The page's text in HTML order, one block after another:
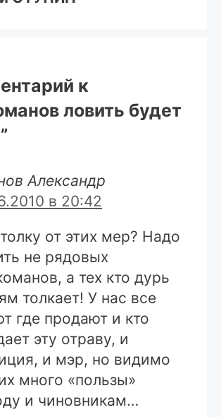
к
ловить будет
Александр
в 20:42
от этих мер? Надо
не рядовых
а тех кто дурь
толкает! У нас все
где продают и кто
эту отраву, и
и мэр, но видимо
много «пользы»
и чиновникам…